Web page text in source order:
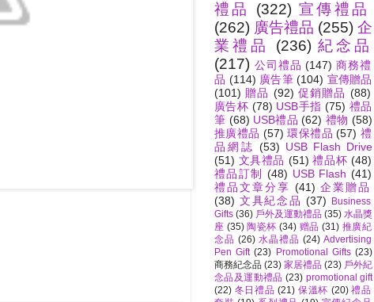
禮品 (322) 宣傳禮品
(262) 廣告禮品 (255) 企
業禮品
(236) 紀念品
(217) 公司禮品 (147) 商務禮
品 (114) 廣告筆 (104) 宣傳贈品
(101) 贈品 (92) 促銷贈品 (88)
廣告杯 (78) USB手指 (75) 禮品
筆 (68) USB禮品 (62) 禮物 (58)
推廣禮品 (57) 環保禮品 (57) 禮
品網誌 (53) USB Flash Drive
(51) 文具禮品 (51) 禮品杯 (48)
禮品訂制
(48) USB Flash (41)
禮品文章分享 (41) 企業贈品
(38) 文具紀念品 (37)
Business
Gifts (36) 戶外及運動禮品 (35) 水晶獎
座 (35) 陶瓷杯 (34) 赠品 (31) 推廣紀
念品 (26) 水晶禮品 (24) Advertising
Pen Gift (23) Promotional Gifts (23)
商務紀念品 (23) 家居禮品 (23) 戶外紀
念品及運動禮品 (23) promotional gift
(22) 冬日禮品 (21) 保溫杯 (20) 禮品